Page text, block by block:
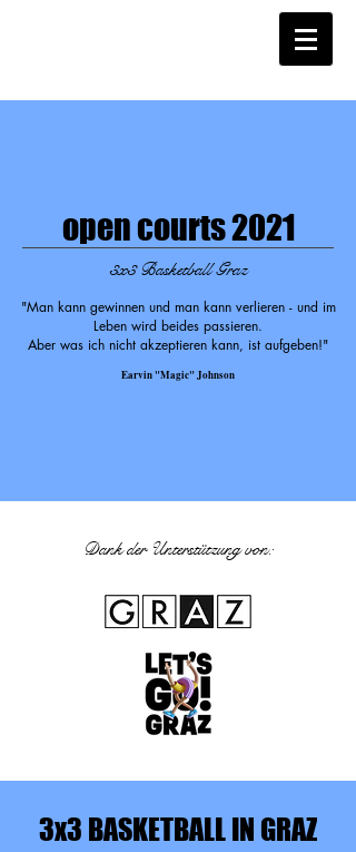
open courts 2021
3x3 Basketball Graz
"Man kann gewinnen und man kann verlieren - und im
Leben wird beides passieren.
Aber was ich nicht akzeptieren kann, ist aufgeben!"
Earvin "Magic" Johnson
Dank der Unterstützung von:
3x3 BASKETBALL IN GRAZ